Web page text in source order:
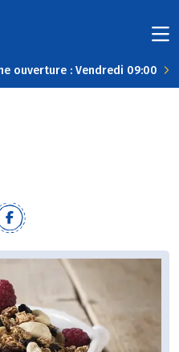
ouverture : Vendredi 09:00